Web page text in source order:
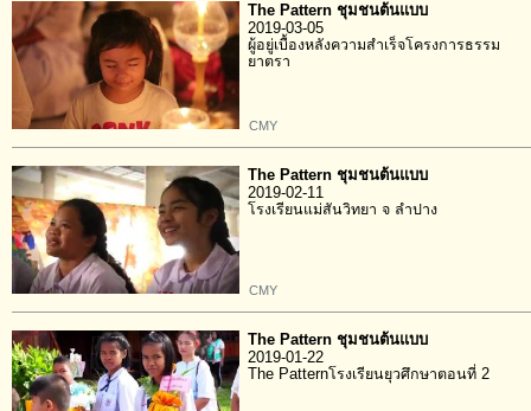
The Pattern ชุมชนต้นแบบ
2019-03-05
ผู้อยู่เบื้องหลังความสำเร็จโครงการธรรม
ยาตรา
CMY
The Pattern ชุมชนต้นแบบ
2019-02-11
โรงเรียนแม่สันวิทยา จ ลำปาง
CMY
The Pattern ชุมชนต้นแบบ
2019-01-22
The Patternโรงเรียนยุวศึกษาตอนที่ 2